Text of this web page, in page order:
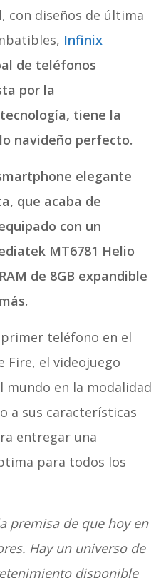
con diseños de última
Infinix
de teléfonos
por la
tiene la
navideño perfecto.
elegante
que acaba de
con un
MT6781 Helio
de 8GB expandible
primer teléfono en el
Fire, el videojuego
mundo en la modalidad
a sus características
entregar una
para todos los
premisa de que hoy en
Hay un universo de
disponible